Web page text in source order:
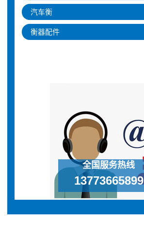
汽车衡
衡器配件
全国服务热线
13773665899